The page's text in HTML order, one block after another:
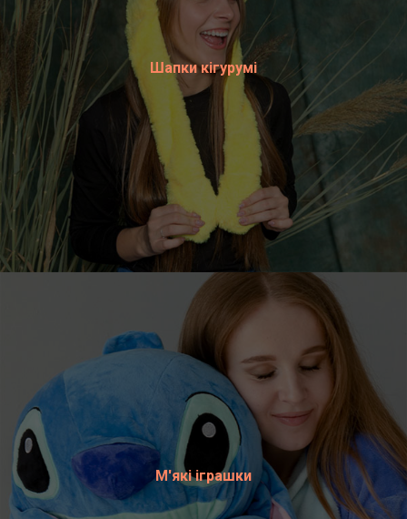
Шапки кігурумі
М'які іграшки